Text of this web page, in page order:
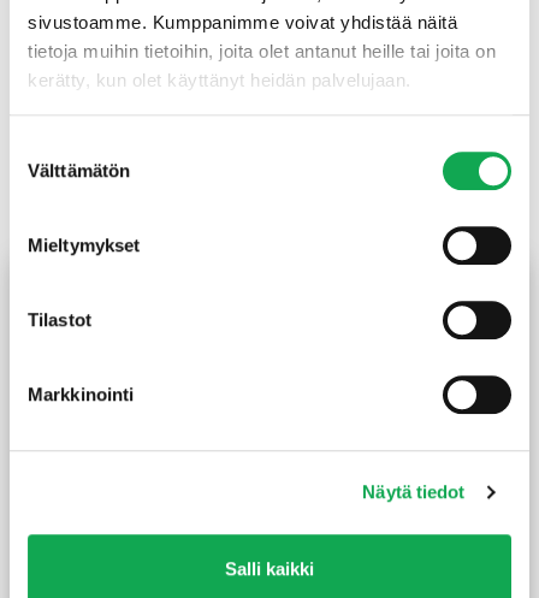
sivustoamme. Kumppanimme voivat yhdistää näitä
tietoja muihin tietoihin, joita olet antanut heille tai joita on
kerätty, kun olet käyttänyt heidän palvelujaan.
valinta
Välttämätön
Mieltymykset
Tilastot
Markkinointi
Näytä tiedot
Salli kaikki
1800 mm =
63199
Alk.